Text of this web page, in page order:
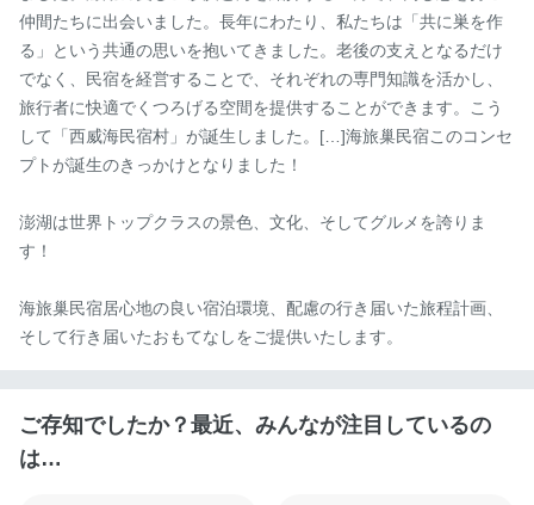
仲間たちに出会いました。長年にわたり、私たちは「共に巣を作
る」という共通の思いを抱いてきました。老後の支えとなるだけ
でなく、民宿を経営することで、それぞれの専門知識を活かし、
旅行者に快適でくつろげる空間を提供することができます。こう
して「西威海民宿村」が誕生しました。[…]海旅巢民宿このコンセ
プトが誕生のきっかけとなりました！
澎湖は世界トップクラスの景色、文化、そしてグルメを誇りま
す！
海旅巢民宿居心地の良い宿泊環境、配慮の行き届いた旅程計画、
そして行き届いたおもてなしをご提供いたします。
ご存知でしたか？最近、みんなが注目しているの
は…